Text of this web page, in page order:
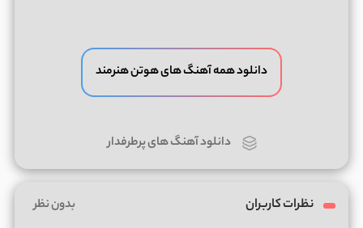
دانلود همه آهنگ های هوتن هنرمند
دانلود آهنگ های پرطرفدار
نظرات کاربران بدون نظر